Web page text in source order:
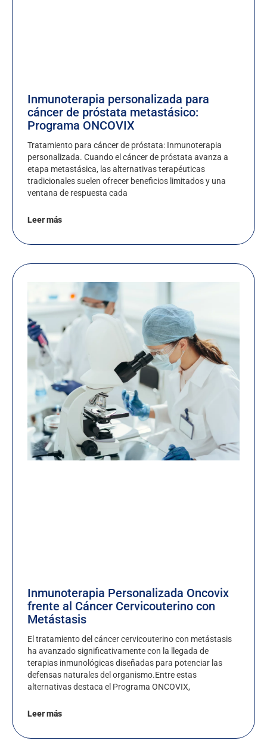
Inmunoterapia personalizada para
cáncer de próstata metastásico:
Programa ONCOVIX
Tratamiento para cáncer de próstata: Inmunoterapia
personalizada. Cuando el cáncer de próstata avanza a
etapa metastásica, las alternativas terapéuticas
tradicionales suelen ofrecer beneficios limitados y una
ventana de respuesta cada
Leer más
Inmunoterapia Personalizada Oncovix
frente al Cáncer Cervicouterino con
Metástasis
El tratamiento del cáncer cervicouterino con metástasis
ha avanzado significativamente con la llegada de
terapias inmunológicas diseñadas para potenciar las
defensas naturales del organismo.Entre estas
alternativas destaca el Programa ONCOVIX,
Leer más